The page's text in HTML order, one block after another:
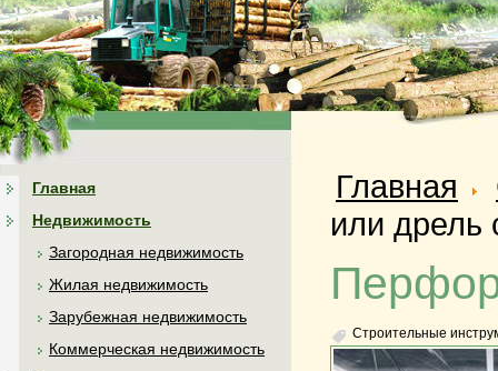
Главная
Недвижимость
Загородная недвижимость
Жилая недвижимость
Зарубежная недвижимость
Коммерческая недвижимость
Главная
или дрель
Строительные